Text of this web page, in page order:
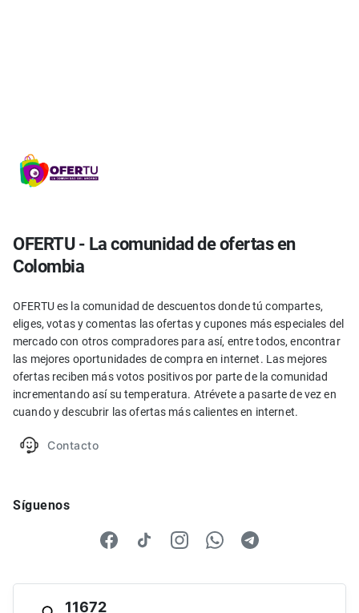
OFERTU - La comunidad de ofertas en
Colombia
OFERTU es la comunidad de descuentos donde tú compartes,
eliges, votas y comentas las ofertas y cupones más especiales del
mercado con otros compradores para así, entre todos, encontrar
las mejores oportunidades de compra en internet. Las mejores
ofertas reciben más votos positivos por parte de la comunidad
incrementando así su temperatura. Atrévete a pasarte de vez en
cuando y descubrir las ofertas más calientes en internet.
Contacto
Síguenos
11672